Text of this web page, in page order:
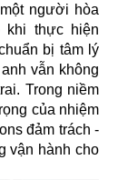
người hòa
khi thực hiện
bị tâm lý
vẫn không
Trong niềm
của nhiệm
đảm trách -
vận hành cho